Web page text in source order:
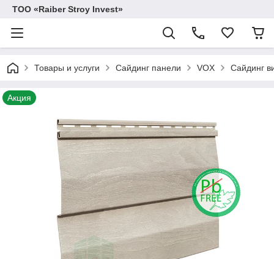
TOO «Raiber Stroy Invest»
Товары и услуги Сайдинг панели VOX Сайдинг
Акция